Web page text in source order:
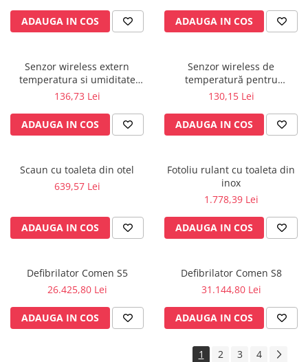
Geluri
Filtre antibacteriene si antivirale
Ochelari de protectie
Gel ECO
Cabluri EKG (10 fire)
Electrozi ECG / EKG
Sonde TOCO
Vase
Spirometrie
Spirometre
Filtre antibacteriene
Alte dispozitive respiratorii
Clesti nazali
Investigare si diagnostic
ADAUGA IN COS ADAUGA IN COS
Senzor wireless extern
temperatura si umiditate
pentru KLIMALOGG PRO -
136,73 Lei
ADAUGA IN COS
Senzor wireless de
temperatură pentru
KlimaLogg Pro - 30.3181IT
130,15 Lei
ADAUGA IN COS
Scaun cu toaleta din otel
639,57 Lei
ADAUGA IN COS
Fotoliu rulant cu toaleta din
inox
1.778,39 Lei
ADAUGA IN COS
Defibrilator Comen S5
26.425,80 Lei
ADAUGA IN COS
Defibrilator Comen S8
31.144,80 Lei
ADAUGA IN COS
1 2 3 4